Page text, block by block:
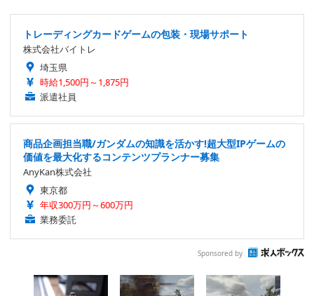
トレーディングカードゲームの包装・現場サポート
株式会社バイトレ
埼玉県
時給1,500円～1,875円
派遣社員
商品企画担当職/ガンダムの知識を活かす!超大型IPゲームの
価値を最大化するコンテンツプランナー募集
AnyKan株式会社
東京都
年収300万円～600万円
業務委託
Sponsored by